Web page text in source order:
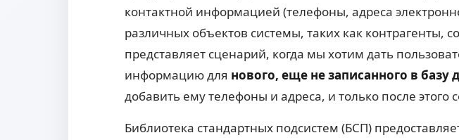
контактной информацией (телефоны, адреса
различных объектов системы, таких как контрагенты,
представляет сценарий, когда мы хотим дать
информацию для нового, еще не записанного в базу
добавить ему телефоны и адреса, и только после
Библиотека стандартных подсистем (БСП)